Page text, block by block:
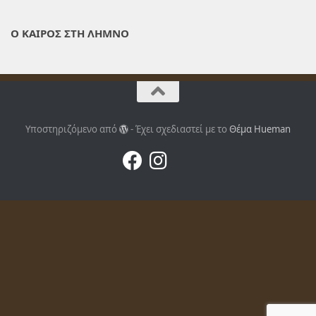
Ο ΚΑΙΡΟΣ ΣΤΗ ΛΗΜΝΟ
Υποστηριζόμενο από - Έχει σχεδιαστεί με το Θέμα Ηueman